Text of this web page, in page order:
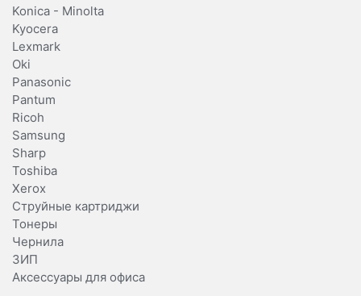
Konica - Minolta
Kyocera
Lexmark
Oki
Panasonic
Pantum
Ricoh
Samsung
Sharp
Toshiba
Xerox
Струйные картриджи
Тонеры
Чернила
ЗИП
Аксессуары для офиса